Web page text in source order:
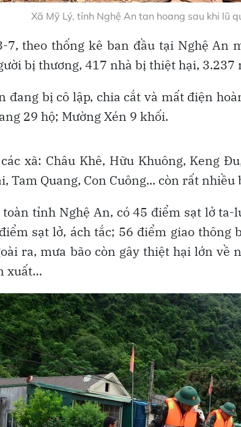
Xã Mỹ Lý, tỉnh Nghệ An tan hoang sau khi lũ
7, theo thống kê ban đầu tại Nghệ An
bị thương, 417 nhà bị thiệt hại, 3.237
đang bị cô lập, chia cắt và mất điện
29 hộ; Mường Xén 9 khối.
xã: Châu Khê, Hữu Khuông, Keng
Tam Quang, Con Cuông... còn rất
toàn tỉnh Nghệ An, có 45 điểm sạt lở
sạt lở, ách tắc; 56 điểm giao thông
ra, mưa bão còn gây thiệt hại lớn về
xuất…